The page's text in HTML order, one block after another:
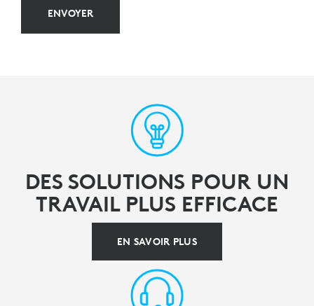
ENVOYER
DES SOLUTIONS POUR UN
TRAVAIL PLUS EFFICACE
EN SAVOIR PLUS